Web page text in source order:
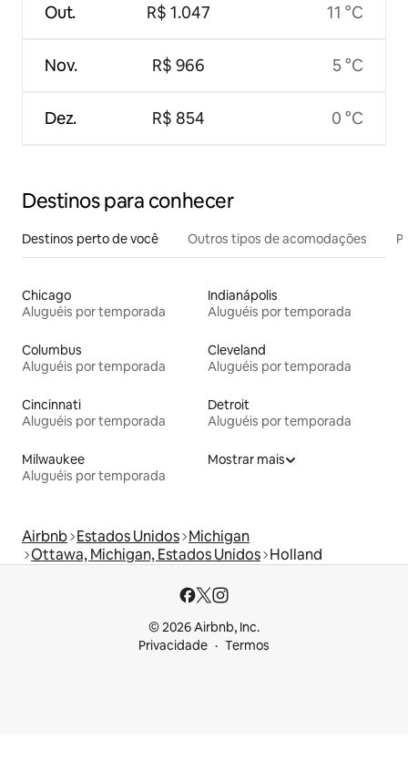
Out.
Nov.
Dez.
R$ 1.047
R$ 966
R$ 854
11 °C
5 °C
0 °C
Destinos para conhecer
Destinos perto de você Outros tipos de acomodações
Chicago
Aluguéis por temporada
Indianápolis
Aluguéis por temporada
Columbus
Aluguéis por temporada
Cleveland
Aluguéis por temporada
Cincinnati
Aluguéis por temporada
Detroit
Aluguéis por temporada
Milwaukee
Aluguéis por temporada
Mostrar mais
Airbnb Estados Unidos Michigan
Ottawa, Michigan, Estados Unidos Holland
© 2026 Airbnb, Inc.
Privacidade
Termos